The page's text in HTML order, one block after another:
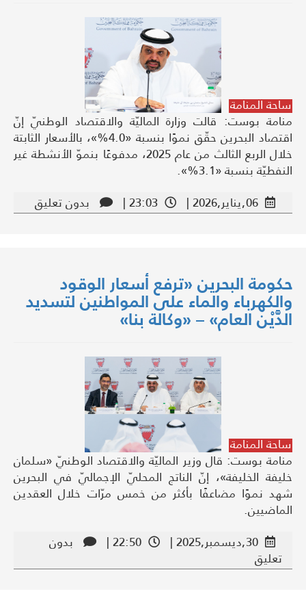
ساحة المنامة
منامة بوست: قالت وزارة الماليّة والاقتصاد الوطنيّ إنّ
اقتصاد البحرين حقّق نموًا بنسبة «4.0%»، بالأسعار الثابتة
خلال الربع الثالث من عام 2025، مدفوعًا بنموّ الأنشطة غير
النفطيّة بنسبة «3.1%».
06,يناير,2026 |
23:03 | بدون تعليق
حكومة البحرين «ترفع أسعار الوقود
والكهرباء والماء على المواطنين لتسديد
الدَّيْن العام» – «وكالة بنا»
ساحة المنامة
منامة بوست: قال وزير الماليّة والاقتصاد الوطنيّ «سلمان
خليفة الخليفة»، إنّ الناتج المحليّ الإجماليّ في البحرين
شهد نموًا مضاعفًا بأكثر من خمس مرّات خلال العقدين
الماضيين.
30,ديسمبر,2025 |
22:50 |
بدون
تعليق